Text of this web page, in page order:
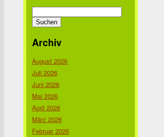
nach:
Archiv
August 2026
Juli 2026
Juni 2026
Mai 2026
April 2026
März 2026
Februar 2026